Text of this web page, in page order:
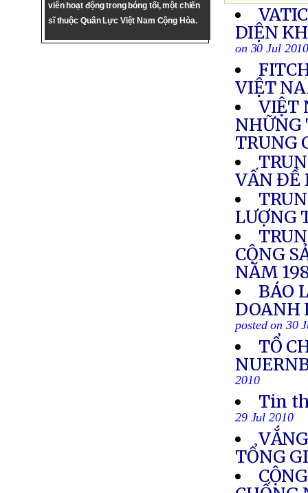
viên hoạt động trong bóng tối, một chiến
sĩ thuộc Quân Lực Việt Nam Cộng Hòa.
DIỆN
on 30 Jul
VIỆT
VIỆT
NHỮNG
TRUNG
VẤN ĐỀ
LƯỢNG
CỘNG
NĂM
BÁO
DOANH
posted on 30
TỔ
2010
Tin
29 Jul 2010
TỔNG